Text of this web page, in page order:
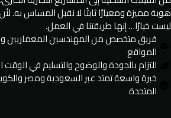
ليست خيارًا… إنها طريقتنا في العمل.
فريق متخصص من المهندسين
المواقع
التزام بالجودة والوضوح والتسليم في الوقت
خبرة واسعة تمتد عبر السعودية ومصر
المتحدة